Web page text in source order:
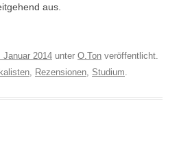
aus.
Januar 2014 unter O.Ton veröffentlicht.
Rezensionen Studium